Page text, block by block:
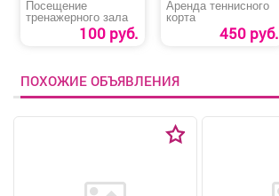
Посещение
тренажерного зала
100 руб.
Аренда теннисного
корта
450 руб.
ПОХОЖИЕ ОБЪЯВЛЕНИЯ